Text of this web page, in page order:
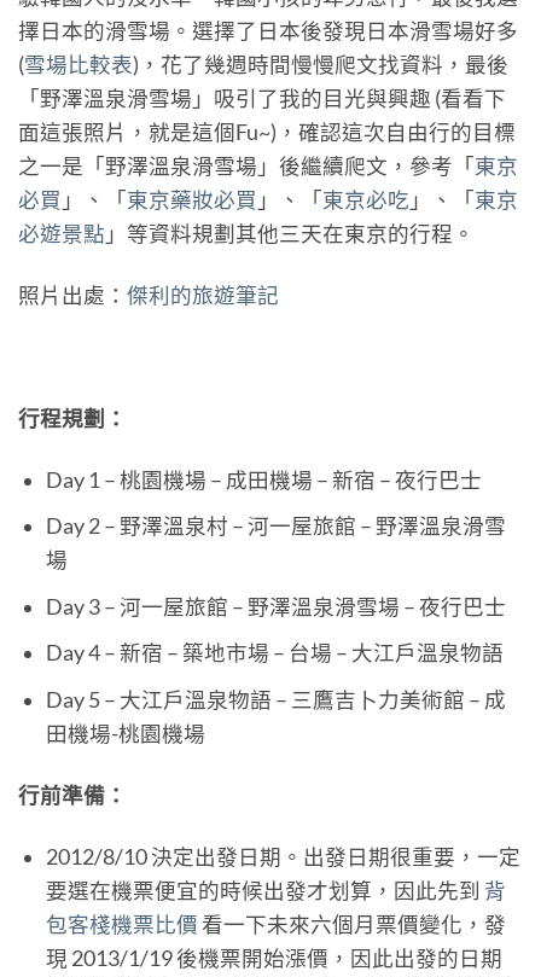
擇日本的滑雪場。選擇了日本後發現日本滑雪場好多
(雪場比較表)，花了幾週時間慢慢爬文找資料，最後
「野澤溫泉滑雪場」吸引了我的目光與興趣 (看看下
面這張照片，就是這個Fu~)，確認這次自由行的目標
之一是「野澤溫泉滑雪場」後繼續爬文，參考「東京
必買 」、「東京藥妝必買 」、「東京必吃 」、「東京
必遊景點 」等資料規劃其他三天在東京的行程。
照片出處： 傑利的旅遊筆記
行程規劃：
Day 1 – 桃園機場 – 成田機場 – 新宿 – 夜行巴士
Day 2 – 野澤溫泉村 – 河一屋旅館 – 野澤溫泉滑雪
場
Day 3 – 河一屋旅館 – 野澤溫泉滑雪場 – 夜行巴士
Day 4 – 新宿 – 築地市場 – 台場 – 大江戶溫泉物語
Day 5 – 大江戶溫泉物語 – 三鷹吉卜力美術館 – 成
田機場-桃園機場
行前準備：
2012/8/10 決定出發日期。出發日期很重要，一定
要選在機票便宜的時候出發才划算，因此先到 背
包客棧機票比價看一下未來六個月票價變化，發
現 2013/1/19 後機票開始漲價，因此出發的日期